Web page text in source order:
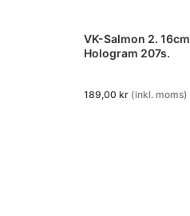
VK-Salmon 2. 16cm
Hologram 207s.
189,00kr (inkl. moms)